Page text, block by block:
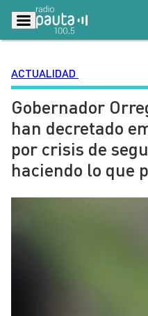
Podcasts
Lo Último
Ciudad
ACTUALIDAD
Gobernador
han decretado
por crisis de
haciendo lo que